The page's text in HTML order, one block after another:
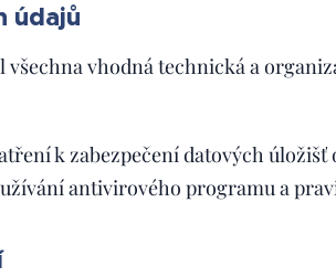
údajů
všechna vhodná technická a
k zabezpečení datových
antivirového programu a